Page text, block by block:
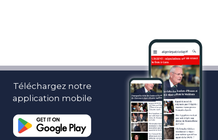
Téléchargez notre
application mobile